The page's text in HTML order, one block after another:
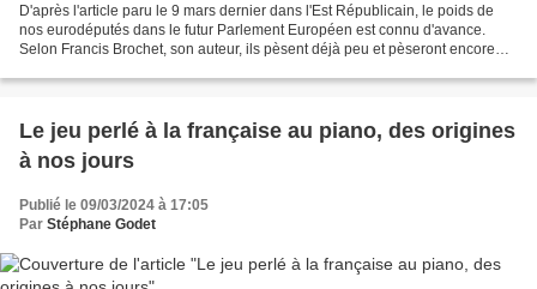
D'après l'article paru le 9 mars dernier dans l'Est Républicain, le poids de
nos eurodéputés dans le futur Parlement Européen est connu d'avance.
Selon Francis Brochet, son auteur, ils pèsent déjà peu et pèseront encore
Le jeu perlé à la française au piano, des origines
à nos jours
Publié le 09/03/2024 à 17:05
Par Stéphane Godet